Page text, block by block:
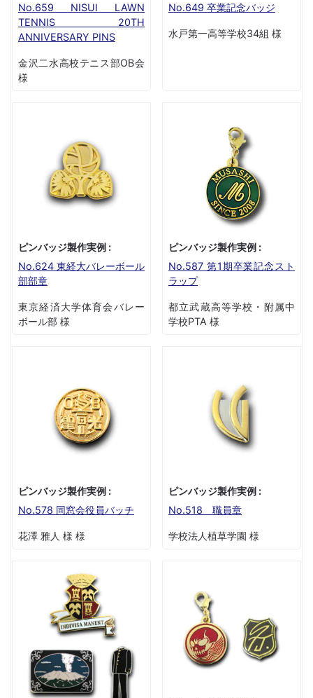
No.659 NISUI LAWN
TENNIS 20TH
ANNIVERSARY PINS
金沢二水高校テニス部OB会
様
No.649 卒業記念バッジ
水戸第一高等学校34組 様
ピンバッジ製作実例 :
No.624 東経大バレーボール
部部章
東京経済大学体育会バレー
ボール部 様
ピンバッジ製作実例 :
No.587 第1期卒業記念スト
ラップ
都立武蔵高等学校・附属中
学校PTA 様
ピンバッジ製作実例 :
No.578 同窓会役員バッチ
花澤 雅人 様 様
ピンバッジ製作実例 :
No.518 職員章
学校法人植草学園 様